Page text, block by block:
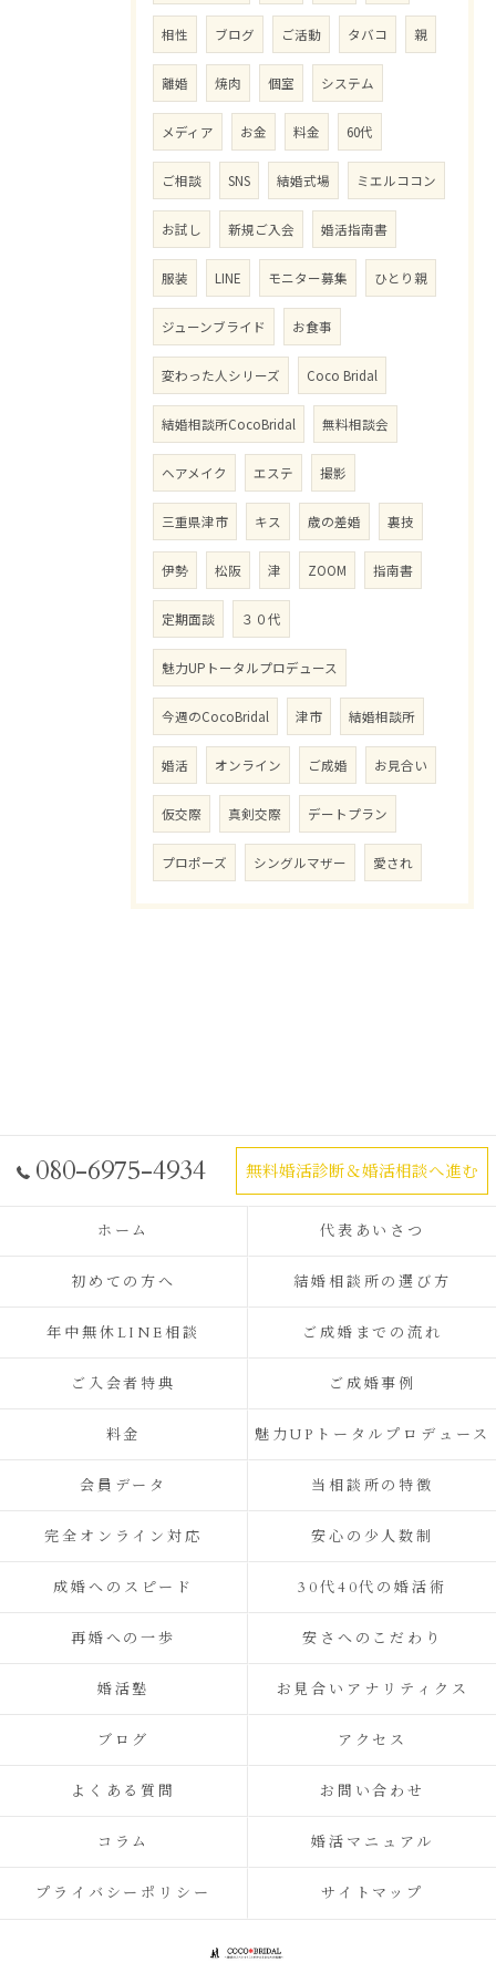
相性 ブログ ご活動 タバコ 親
離婚 焼肉 個室 システム
メディア お金 料金 60代
ご相談 SNS 結婚式場 ミエルココン
お試し 新規ご入会 婚活指南書
服装 LINE モニター募集 ひとり親
ジューンブライド お食事
変わった人シリーズ Coco Bridal
結婚相談所CocoBridal 無料相談会
ヘアメイク エステ 撮影
三重県津市 キス 歳の差婚 裏技
伊勢 松阪 津 ZOOM 指南書
定期面談 ３０代
魅力UPトータルプロデュース
今週のCocoBridal 津市 結婚相談所
婚活 オンライン ご成婚 お見合い
仮交際 真剣交際 デートプラン
プロポーズ シングルマザー 愛され
080-6975-4934 無料婚活診断＆婚活相談へ進む
ホーム 代表あいさつ
初めての方へ 結婚相談所の選び方
年中無休LINE相談 ご成婚までの流れ
ご入会者特典 ご成婚事例
料金 魅力UPトータルプロデュース
会員データ 当相談所の特徴
完全オンライン対応 安心の少人数制
成婚へのスピード 30代40代の婚活術
再婚への一歩 安さへのこだわり
婚活塾 お見合いアナリティクス
ブログ アクセス
よくある質問 お問い合わせ
コラム 婚活マニュアル
プライバシーポリシー サイトマップ